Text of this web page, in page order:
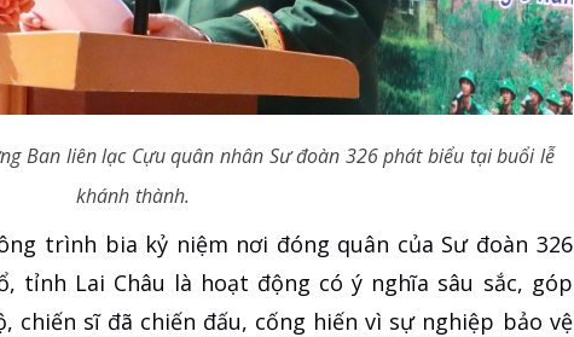
Ban liên lạc Cựu quân nhân Sư đoàn 326 phát biểu tại buổi lễ
khánh thành.
trình bia kỷ niệm nơi đóng quân của Sư đoàn 326
tỉnh Lai Châu là hoạt động có ý nghĩa sâu sắc, góp
chiến sĩ đã chiến đấu, cống hiến vì sự nghiệp bảo vệ